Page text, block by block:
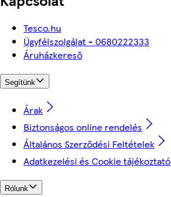
Tesco.hu
Ügyfélszolgálat - 0680222333
Áruházkereső
Segítünk
Árak
Biztonságos online rendelés
Általános Szerződési Feltételek
Adatkezelési és Cookie tájékoztató
Rólunk